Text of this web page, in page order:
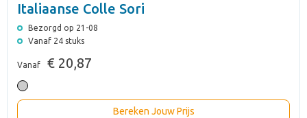
Italiaanse Colle Sori
Bezorgd op 21-08
Vanaf 24 stuks
Vanaf € 20,87
Bereken Jouw Prijs